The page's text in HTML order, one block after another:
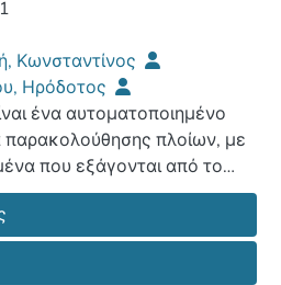
Κωνσταντίνος
Ηρόδοτος
ένα αυτοματοποιημένο
παρακολούθησης πλοίων, με
που εξάγονται από το
σύστημα, να
την ψηφιοποίηση της
πλοίων. Παρόλο που ο
στόχος του AIS ήταν η